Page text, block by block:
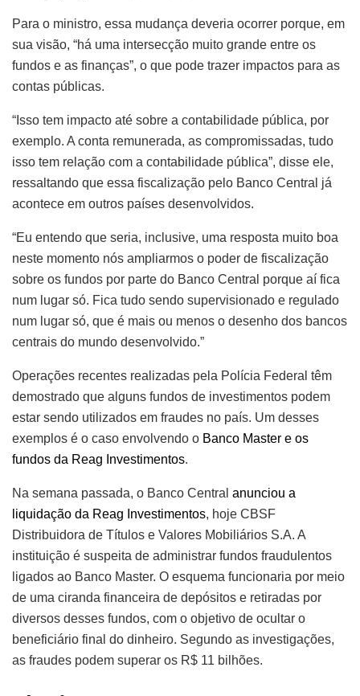
Para o ministro, essa mudança deveria ocorrer porque, em
sua visão, “há uma intersecção muito grande entre os
fundos e as finanças”, o que pode trazer impactos para as
contas públicas.
“Isso tem impacto até sobre a contabilidade pública, por
exemplo. A conta remunerada, as compromissadas, tudo
isso tem relação com a contabilidade pública”, disse ele,
ressaltando que essa fiscalização pelo Banco Central já
acontece em outros países desenvolvidos.
“Eu entendo que seria, inclusive, uma resposta muito boa
neste momento nós ampliarmos o poder de fiscalização
sobre os fundos por parte do Banco Central porque aí fica
num lugar só. Fica tudo sendo supervisionado e regulado
num lugar só, que é mais ou menos o desenho dos bancos
centrais do mundo desenvolvido.”
Operações recentes realizadas pela Polícia Federal têm
demostrado que alguns fundos de investimentos podem
estar sendo utilizados em fraudes no país. Um desses
exemplos é o caso envolvendo o Banco Master e os
fundos da Reag Investimentos.
Na semana passada, o Banco Central anunciou a
liquidação da Reag Investimentos, hoje CBSF
Distribuidora de Títulos e Valores Mobiliários S.A. A
instituição é suspeita de administrar fundos fraudulentos
ligados ao Banco Master. O esquema funcionaria por meio
de uma ciranda financeira de depósitos e retiradas por
diversos desses fundos, com o objetivo de ocultar o
beneficiário final do dinheiro. Segundo as investigações,
as fraudes podem superar os R$ 11 bilhões.